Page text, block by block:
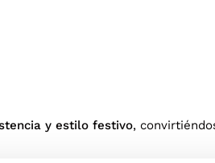
y estilo festivo,